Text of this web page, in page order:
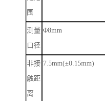
围
测量
口径
Φ8mm
非接
触距
离
7.5mm(±0.15mm)